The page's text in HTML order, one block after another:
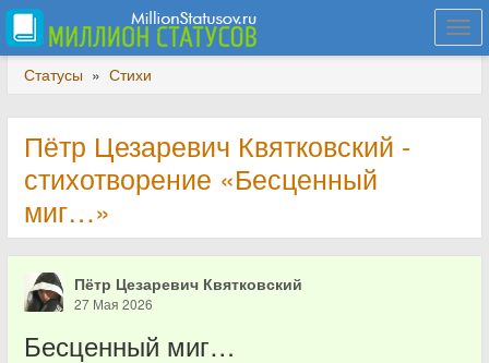
Статусы » Стихи
Пётр Цезаревич Квятковский -
стихотворение «Бесценный
миг…»
Пётр Цезаревич Квятковский
27 Мая 2026
Бесценный миг…